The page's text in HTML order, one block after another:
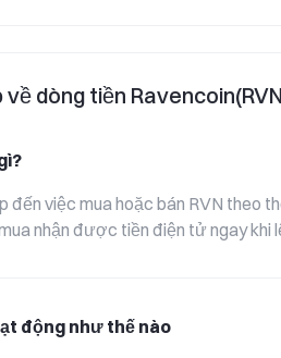
dòng tiền
đến việc mua hoặc bán RVN
nhận được tiền điện tử ngay
động như thế nào